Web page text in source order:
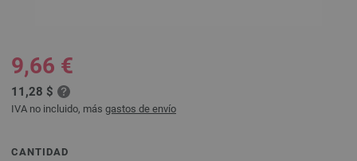
9,66 €
11,28 $
IVA no incluido, más gastos de envío
CANTIDAD